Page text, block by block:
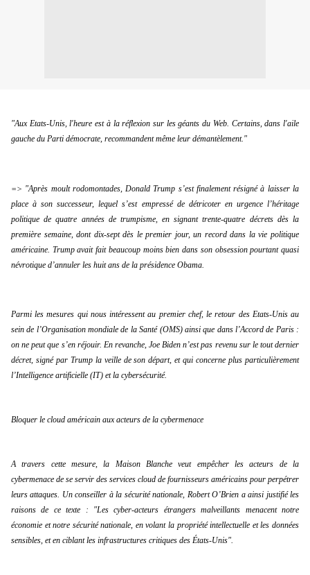
"Aux Etats-Unis, l'heure est à la réflexion sur les géants du Web. Certains, dans l'aile
gauche du Parti démocrate, recommandent même leur démantèlement."
=> "Après moult rodomontades, Donald Trump s’est finalement résigné à laisser la
place à son successeur, lequel s’est empressé de détricoter en urgence l’héritage
politique de quatre années de trumpisme, en signant trente-quatre décrets dès la
première semaine, dont dix-sept dès le premier jour, un record dans la vie politique
américaine. Trump avait fait beaucoup moins bien dans son obsession pourtant quasi
névrotique d’annuler les huit ans de la présidence Obama.
Parmi les mesures qui nous intéressent au premier chef, le retour des Etats-Unis au
sein de l’Organisation mondiale de la Santé (OMS) ainsi que dans l’Accord de Paris :
on ne peut que s’en réjouir. En revanche, Joe Biden n’est pas revenu sur le tout dernier
décret, signé par Trump la veille de son départ, et qui concerne plus particulièrement
l’Intelligence artificielle (IT) et la cybersécurité.
Bloquer le cloud américain aux acteurs de la cybermenace
A travers cette mesure, la Maison Blanche veut empêcher les acteurs de la
cybermenace de se servir des services cloud de fournisseurs américains pour perpétrer
leurs attaques. Un conseiller à la sécurité nationale, Robert O’Brien a ainsi justifié les
raisons de ce texte : "Les cyber-acteurs étrangers malveillants menacent notre
économie et notre sécurité nationale, en volant la propriété intellectuelle et les données
sensibles, et en ciblant les infrastructures critiques des États-Unis".